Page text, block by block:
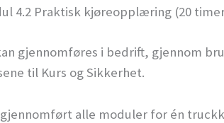
4.2 Praktisk kjøreopplæring (20
gjennomføres i bedrift, gjennom
til Kurs og Sikkerhet.
gjennomført alle moduler for én